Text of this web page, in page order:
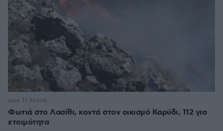
Φωτιά στο Λασίθι, κοντά στον οικισμό Καρύδι, 112 για
ετοιμότητα
πριν 17 λεπτά